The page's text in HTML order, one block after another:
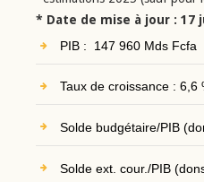
* Date de mise à jour : 17
PIB : 147 960 Mds Fcfa
Taux de croissance : 6,6
Solde budgétaire/PIB
Solde ext. cour./PIB